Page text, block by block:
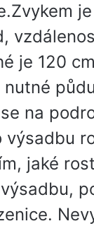
je 120
na
výsadbu
jaké